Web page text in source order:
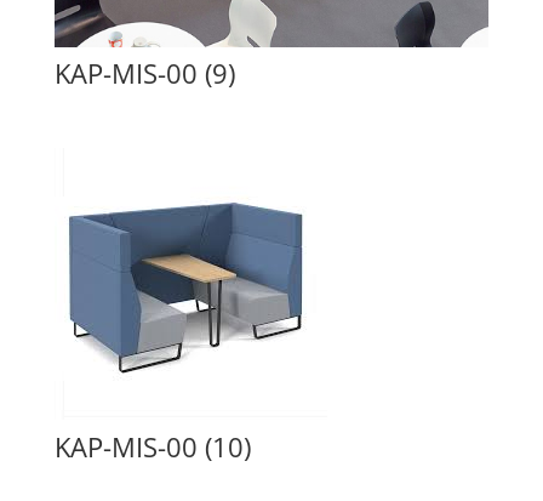
KAP-MIS-00 (9)
KAP-MIS-00 (10)